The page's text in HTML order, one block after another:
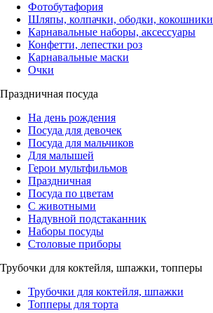
Фотобутафория
Шляпы, колпачки, ободки, кокошники
Карнавальные наборы, аксессуары
Конфетти, лепестки роз
Карнавальные маски
Очки
Праздничная посуда
На день рождения
Посуда для девочек
Посуда для мальчиков
Для малышей
Герои мультфильмов
Праздничная
Посуда по цветам
С животными
Надувной подстаканник
Наборы посуды
Столовые приборы
Трубочки для коктейля, шпажки, топперы
Трубочки для коктейля, шпажки
Топперы для торта